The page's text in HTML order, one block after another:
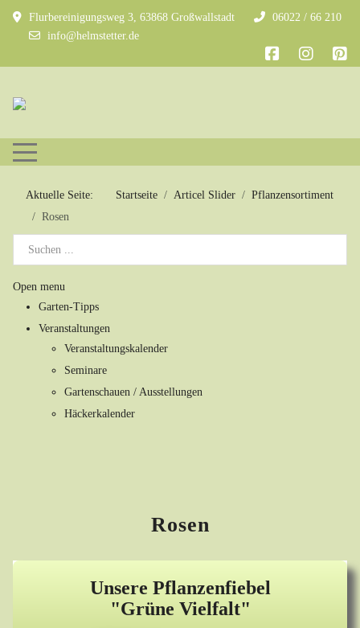
Flurbereinigungsweg 3, 63868 Großwallstadt
06022 / 66 210
info@helmstetter.de
Mobile Menu Toggle
Aktuelle Seite: Startseite Articel Slider
Pflanzensortiment
Rosen
Open menu
Garten-Tipps
Veranstaltungen
Veranstaltungskalender
Seminare
Gartenschauen / Ausstellungen
Häckerkalender
Unsere Pflanzenfiebel
"Grüne Vielfalt"
Rosen